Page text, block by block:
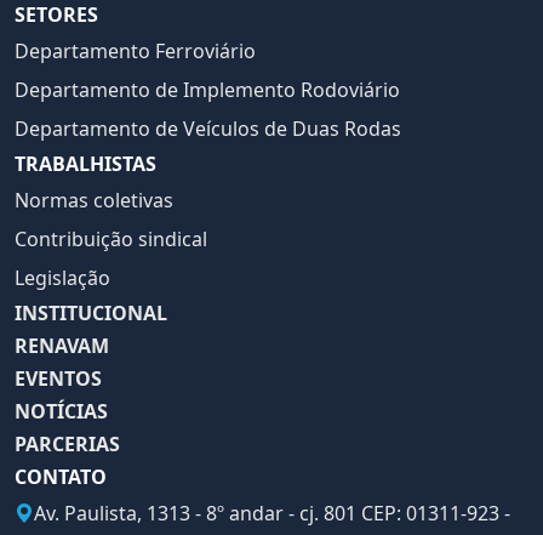
SETORES
Departamento Ferroviário
Departamento de Implemento Rodoviário
Departamento de Veículos de Duas Rodas
TRABALHISTAS
Normas coletivas
Contribuição sindical
Legislação
INSTITUCIONAL
RENAVAM
EVENTOS
NOTÍCIAS
PARCERIAS
CONTATO
Av. Paulista, 1313 - 8º andar - cj. 801 CEP: 01311-923 -